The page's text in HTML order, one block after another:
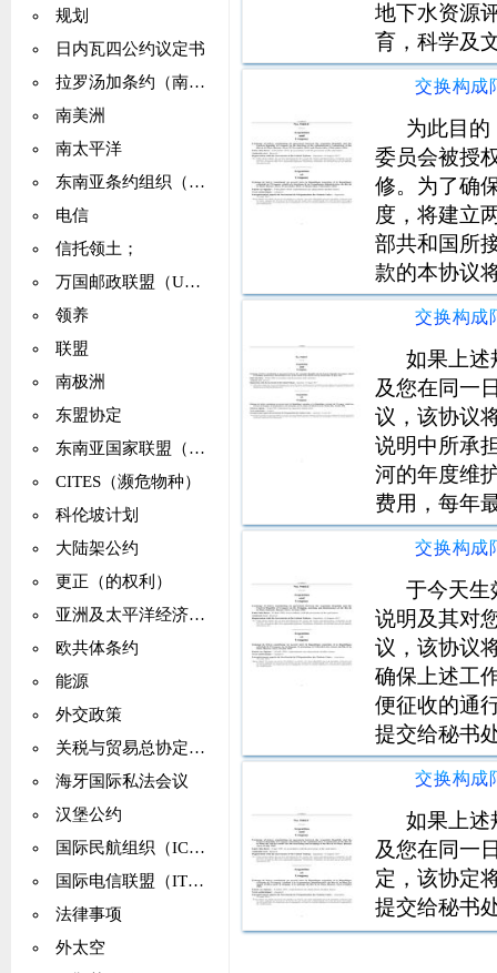
规划
日内瓦四公约议定书
拉罗汤加条约（南太平洋无核区）
南美洲
南太平洋
东南亚条约组织（SEATO）
电信
信托领土；
万国邮政联盟（UPU）
领养
联盟
南极洲
东盟协定
东南亚国家联盟（ASEAN）
CITES（濒危物种）
科伦坡计划
大陆架公约
更正（的权利）
亚洲及太平洋经济社会委员会（亚太经社会）
欧共体条约
能源
外交政策
关税与贸易总协定（GATT）
海牙国际私法会议
汉堡公约
国际民航组织（ICAO）
国际电信联盟（ITU）
法律事项
外太空
地下水资源
育，科学及
本，已提交
为此目的
委员会被授
修。为了确
度，将建立
部共和国所
款的本协议
天生效。如
议/行动附
宜诺斯艾利
如果上述
及您在同一
议，该协议
说明中所承
河的年度维
费用，每年
算，应由特
政府根据技
您上述内容
的协定，该
于今天生
说明及其对
议，该协议
确保上述工
便征收的通
提交给秘书
into force: 24
如果上述
及您在同一
定，该协定
提交给秘书